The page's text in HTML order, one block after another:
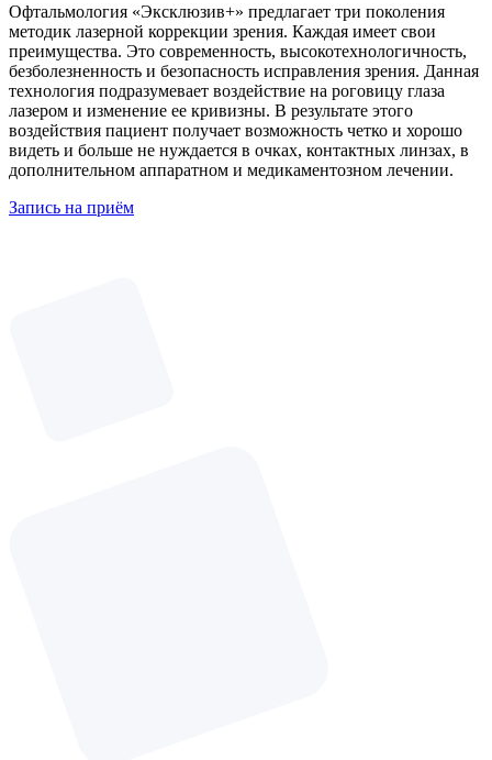
Офтальмология «Эксклюзив+» предлагает три поколения
методик лазерной коррекции зрения. Каждая имеет свои
преимущества. Это современность, высокотехнологичность,
безболезненность и безопасность исправления зрения. Данная
технология подразумевает воздействие на роговицу глаза
лазером и изменение ее кривизны. В результате этого
воздействия пациент получает возможность четко и хорошо
видеть и больше не нуждается в очках, контактных линзах, в
дополнительном аппаратном и медикаментозном лечении.
Запись на приём